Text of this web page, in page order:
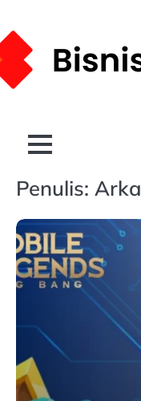
to
content
Penulis: